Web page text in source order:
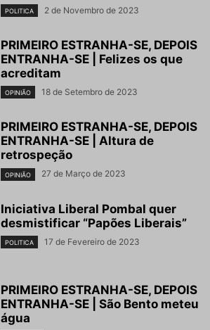
POLITICA 2 de Novembro de 2023
PRIMEIRO ESTRANHA-SE, DEPOIS
ENTRANHA-SE | Felizes os que
acreditam
OPINIÃO 18 de Setembro de 2023
PRIMEIRO ESTRANHA-SE, DEPOIS
ENTRANHA-SE | Altura de
retrospeção
OPINIÃO 27 de Março de 2023
Iniciativa Liberal Pombal quer
desmistificar “Papões Liberais”
POLITICA 17 de Fevereiro de 2023
PRIMEIRO ESTRANHA-SE, DEPOIS
ENTRANHA-SE | São Bento meteu
água